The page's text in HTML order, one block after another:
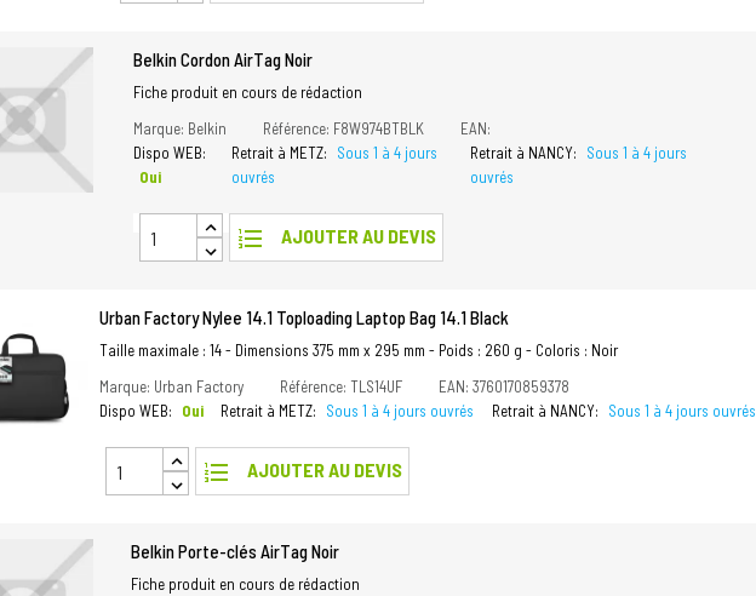
Belkin Cordon AirTag Noir
Fiche produit en cours de rédaction
Marque: Belkin
Référence: F8W974BTBLK
EAN:
Dispo WEB:
Oui
Retrait à METZ:
Sous 1 à 4 jours
ouvrés
Retrait à NANCY:
Sous 1 à 4 jours
ouvrés
format_list_numbered AJOUTER AU DEVIS
Urban Factory Nylee 14.1 Toploading Laptop Bag 14.1 Black
Taille maximale : 14 - Dimensions 375 mm x 295 mm - Poids : 260 g - Coloris : Noir
Marque: Urban Factory
Référence: TLS14UF
EAN: 3760170859378
Dispo WEB:
Oui Retrait à METZ: Sous 1 à 4 jours ouvrés Retrait à NANCY: Sous 1 à 4 jours ouvrés
format_list_numbered AJOUTER AU DEVIS
Belkin Porte-clés AirTag Noir
Fiche produit en cours de rédaction